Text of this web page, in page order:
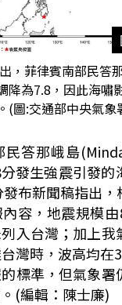
，菲律賓南部民答
降為7.8，因此海嘯
(圖:交通部中央氣象
民答那峨島
發生強震引發的
布新聞稿指出
容，地震規模由
入台灣；加上我
灣時，波高均在
標準，但氣象署
(編輯：陳士廉)